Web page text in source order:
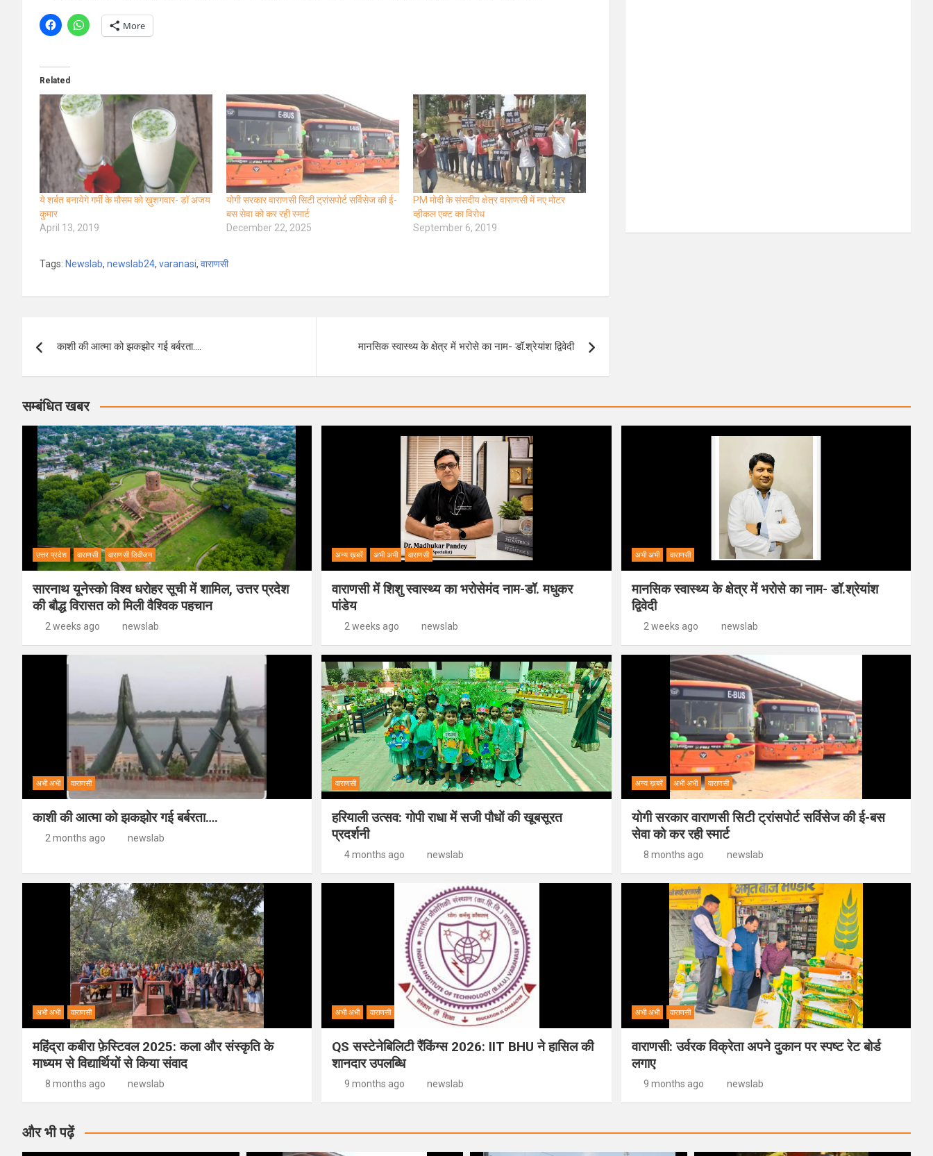
More
Related
ये शर्बत बनायेगे गर्मी के मौसम को ख़ुशगवार- डॉ अजय
कुमार
April 13, 2019
योगी सरकार वाराणसी सिटी ट्रांसपोर्ट सर्विसेज की ई-
बस सेवा को कर रही स्मार्ट
December 22, 2025
PM मोदी के संसदीय क्षेत्र वाराणसी में नए मोटर
व्हीकल एक्ट का विरोध
September 6, 2019
Tags: Newslab, newslab24, varanasi, वाराणसी
navigation
काशी की आत्मा को झकझोर गई बर्बरता…. मानसिक स्वास्थ्य के क्षेत्र में भरोसे का नाम- डॉ.श्रेयांश द्विवेदी
सम्बंधित खबर
उत्तर प्रदेश वाराणसी वाराणसी डिवीजन
सारनाथ यूनेस्को विश्व धरोहर सूची में शामिल, उत्तर प्रदेश
की बौद्ध विरासत को मिली वैश्विक पहचान
2 weeks ago newslab
अन्य ख़बरें अभी अभी वाराणसी
वाराणसी में शिशु स्वास्थ्य का भरोसेमंद नाम-डॉ. मधुकर
पांडेय
2 weeks ago newslab
अभी अभी वाराणसी
मानसिक स्वास्थ्य के क्षेत्र में भरोसे का नाम- डॉ.श्रेयांश
द्विवेदी
2 weeks ago newslab
अभी अभी वाराणसी
काशी की आत्मा को झकझोर गई बर्बरता….
2 months ago newslab
वाराणसी
हरियाली उत्सव: गोपी राधा में सजी पौधों की खूबसूरत
प्रदर्शनी
4 months ago newslab
अन्य ख़बरें अभी अभी वाराणसी
योगी सरकार वाराणसी सिटी ट्रांसपोर्ट सर्विसेज की ई-बस
सेवा को कर रही स्मार्ट
8 months ago newslab
अभी अभी वाराणसी
महिंद्रा कबीरा फ़ेस्टिवल 2025: कला और संस्कृति के
माध्यम से विद्यार्थियों से किया संवाद
8 months ago newslab
अभी अभी वाराणसी
QS सस्टेनेबिलिटी रैंकिंग्स 2026: IIT BHU ने हासिल की
शानदार उपलब्धि
9 months ago newslab
अभी अभी वाराणसी
वाराणसी: उर्वरक विक्रेता अपने दुकान पर स्पष्ट रेट बोर्ड
लगाए
9 months ago newslab
और भी पढ़ें